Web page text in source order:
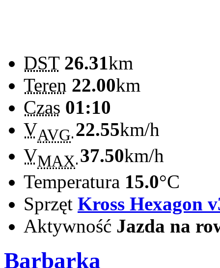
DST 26.31km
Teren 22.00km
Czas 01:10
VAVG 22.55km/h
VMAX 37.50km/h
Temperatura 15.0°C
Sprzęt Kross Hexagon
Aktywność Jazda na
Barbarka